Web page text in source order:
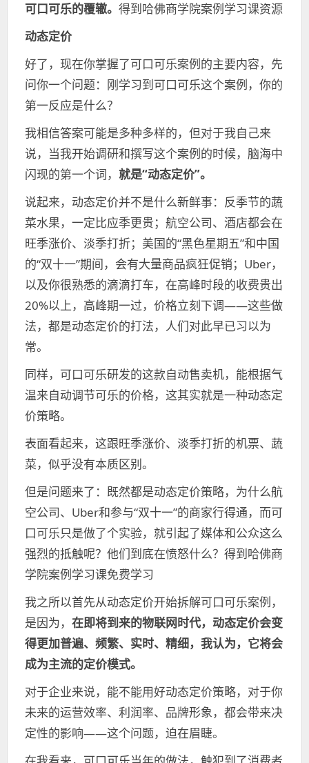
可口可乐的覆辙。 得到哈佛商学院案例学习课资源
动态定价
好了，现在你掌握了可口可乐案例的主要内容，先
问你一个问题：刚学习到可口可乐这个案例，你的
第一反应是什么？
我相信答案可能是多种多样的，但对于我自己来
说，当我开始调研和撰写这个案例的时候，脑海中
闪现的第一个词， 就是“动态定价”。
说起来，动态定价并不是什么新鲜事：反季节的蔬
菜水果，一定比应季更贵；航空公司、酒店都会在
旺季涨价、淡季打折；美国的“黑色星期五”和中国
的“双十一”期间，会有大量商品疯狂促销；Uber，
以及你很熟悉的滴滴打车，在高峰时段的收费贵出
20%以上，高峰期一过，价格立刻下调——这些做
法，都是动态定价的打法，人们对此早已习以为
常。
同样，可口可乐研发的这款自动售卖机，能根据气
温来自动调节可乐的价格，这其实就是一种动态定
价策略。
表面看起来，这跟旺季涨价、淡季打折的机票、蔬
菜，似乎没有本质区别。
但是问题来了：既然都是动态定价策略，为什么航
空公司、Uber和参与“双十一”的商家行得通，而可
口可乐只是做了个实验，就引起了媒体和公众这么
强烈的抵触呢？他们到底在愤怒什么？得到哈佛商
学院案例学习课免费学习
我之所以首先从动态定价开始拆解可口可乐案例，
是因为， 在即将到来的物联网时代，动态定价会变
得更加普遍、频繁、实时、精细，我认为，它将会
成为主流的定价模式。
对于企业来说，能不能用好动态定价策略，对于你
未来的运营效率、利润率、品牌形象，都会带来决
定性的影响——这个问题，迫在眉睫。